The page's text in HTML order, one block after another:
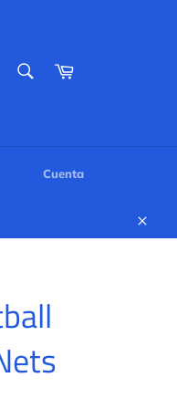
Carrito
Cuenta